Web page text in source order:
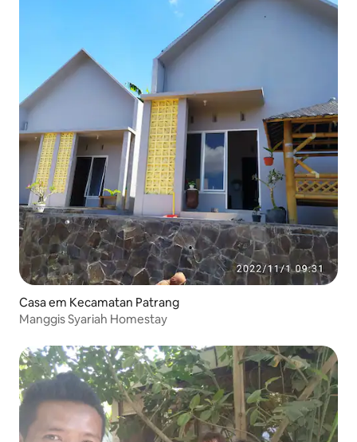
Casa em Kecamatan Patrang
Manggis Syariah Homestay